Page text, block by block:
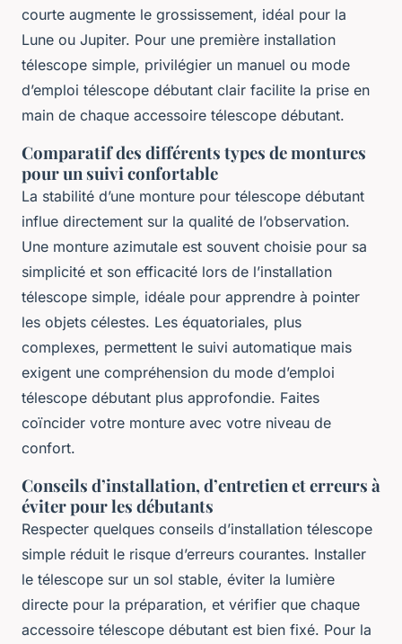
courte augmente le grossissement, idéal pour la
Lune ou Jupiter. Pour une première installation
télescope simple, privilégier un manuel ou mode
d’emploi télescope débutant clair facilite la prise en
main de chaque accessoire télescope débutant.
Comparatif des différents types de montures
pour un suivi confortable
La stabilité d’une monture pour télescope débutant
influe directement sur la qualité de l’observation.
Une monture azimutale est souvent choisie pour sa
simplicité et son efficacité lors de l’installation
télescope simple, idéale pour apprendre à pointer
les objets célestes. Les équatoriales, plus
complexes, permettent le suivi automatique mais
exigent une compréhension du mode d’emploi
télescope débutant plus approfondie. Faites
coïncider votre monture avec votre niveau de
confort.
Conseils d’installation, d’entretien et erreurs à
éviter pour les débutants
Respecter quelques conseils d’installation télescope
simple réduit le risque d’erreurs courantes. Installer
le télescope sur un sol stable, éviter la lumière
directe pour la préparation, et vérifier que chaque
accessoire télescope débutant est bien fixé. Pour la